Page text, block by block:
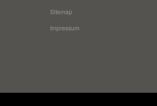
Sitemap
Impressum